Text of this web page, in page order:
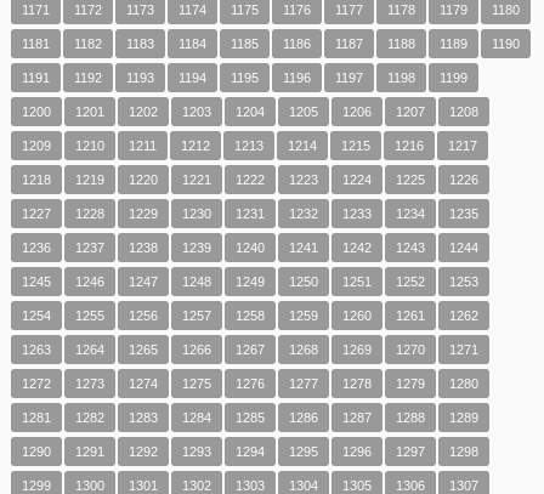
1171 1172 1173 1174 1175 1176 1177 1178 1179 1180
1181 1182 1183 1184 1185 1186 1187 1188 1189 1190
1191 1192 1193 1194 1195 1196 1197 1198 1199
1200 1201 1202 1203 1204 1205 1206 1207 1208
1209 1210 1211 1212 1213 1214 1215 1216 1217
1218 1219 1220 1221 1222 1223 1224 1225 1226
1227 1228 1229 1230 1231 1232 1233 1234 1235
1236 1237 1238 1239 1240 1241 1242 1243 1244
1245 1246 1247 1248 1249 1250 1251 1252 1253
1254 1255 1256 1257 1258 1259 1260 1261 1262
1263 1264 1265 1266 1267 1268 1269 1270 1271
1272 1273 1274 1275 1276 1277 1278 1279 1280
1281 1282 1283 1284 1285 1286 1287 1288 1289
1290 1291 1292 1293 1294 1295 1296 1297 1298
1299 1300 1301 1302 1303 1304 1305 1306 1307